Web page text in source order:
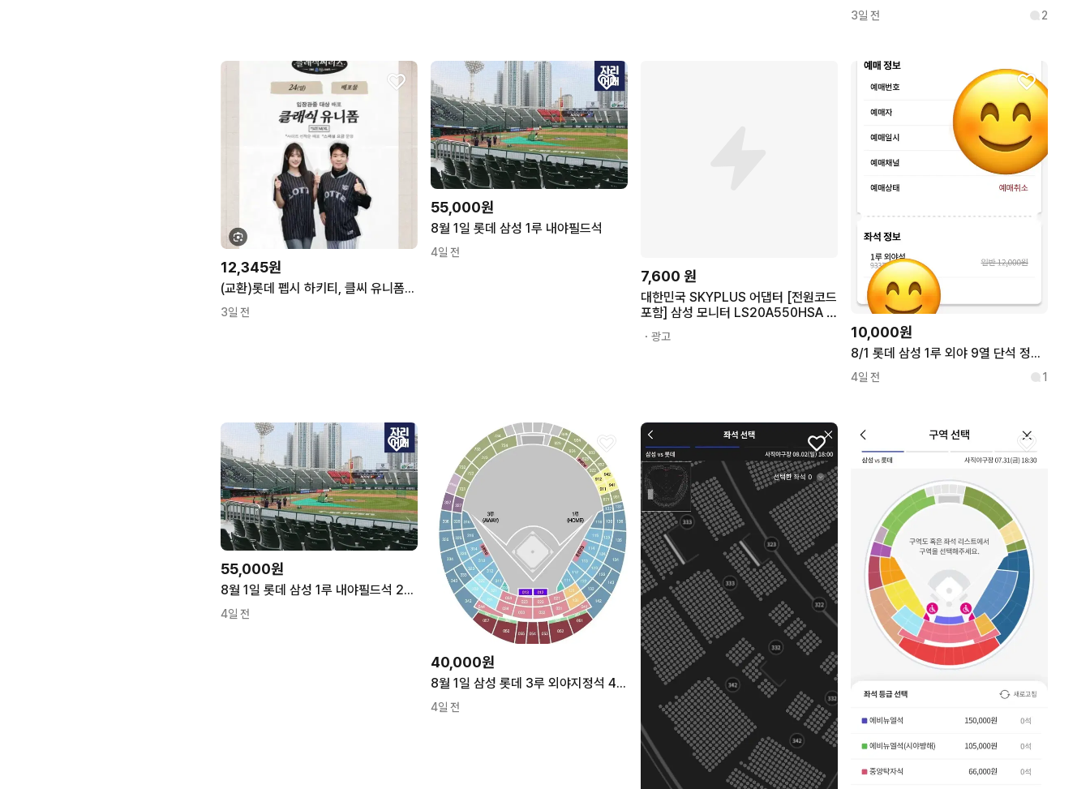
3일 전 2
12,345원
(교환)롯데 펩시 하키티, 클씨 유니폼<->삼성 백만관중100
3일 전
55,000원
8월 1일 롯데 삼성 1루 내야필드석
4일 전
7,600 원
대한민국 SKYPLUS 어댑터 [전원코드
포함] 삼성 모니터 LS20A550HSA 호
환 KC인증
・광고 10,000원
8/1 롯데 삼성 1루 외야 9열 단석 정가이하
4일 전 1
55,000원
8월 1일 롯데 삼성 1루 내야필드석 2연석
4일 전
40,000원
8월 1일 삼성 롯데 3루 외야지정석 4연석
4일 전